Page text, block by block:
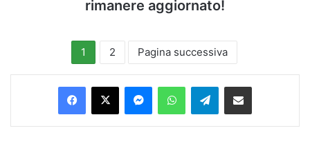
rimanere aggiornato!
1 2 Pagina successiva
Facebook
X MessengerWhatsAppTelegramCondividi via Email